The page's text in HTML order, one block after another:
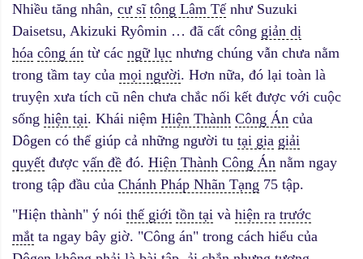
Nhiều tăng nhân, cư sĩ tông Lâm Tế như Suzuki
Daisetsu, Akizuki Ryômin … đã cất công giản dị
hóa công án từ các ngữ lục nhưng chúng vẫn chưa nằm
trong tầm tay của mọi người. Hơn nữa, đó lại toàn là
truyện xưa tích cũ nên chưa chắc nối kết được với cuộc
sống hiện tại. Khái niệm Hiện Thành Công Án của
Dôgen có thể giúp cả những người tu tại gia giải
quyết được vấn đề đó. Hiện Thành Công Án nằm ngay
trong tập đầu của Chánh Pháp Nhãn Tạng 75 tập.
"Hiện thành" ý nói thế giới tồn tại và hiện ra trước
mắt ta ngay bây giờ. "Công án" trong cách hiểu của